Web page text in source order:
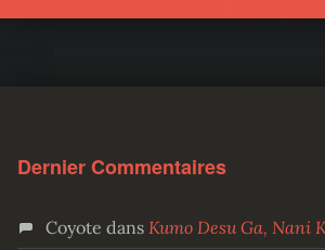
Dernier Commentaires
Coyote dans Kumo Desu Ga, Nani